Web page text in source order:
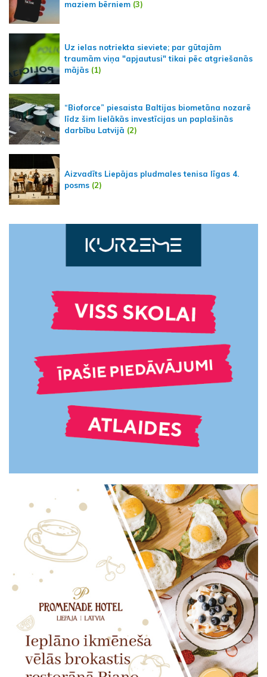
maziem bērniem (3)
Uz ielas notriekta sieviete; par gūtajām
traumām viņa "apjautusi" tikai pēc atgriešanās
mājās (1)
“Bioforce” piesaista Baltijas biometāna nozarē
līdz šim lielākās investīcijas un paplašinās
darbību Latvijā (2)
Aizvadīts Liepājas pludmales tenisa līgas 4.
posms (2)